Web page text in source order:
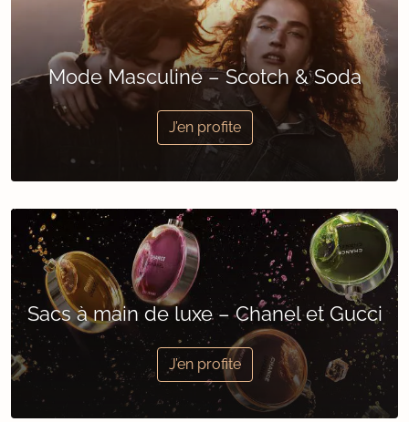
Mode Masculine – Scotch & Soda
J’en profite
Sacs à main de luxe – Chanel et Gucci
J’en profite